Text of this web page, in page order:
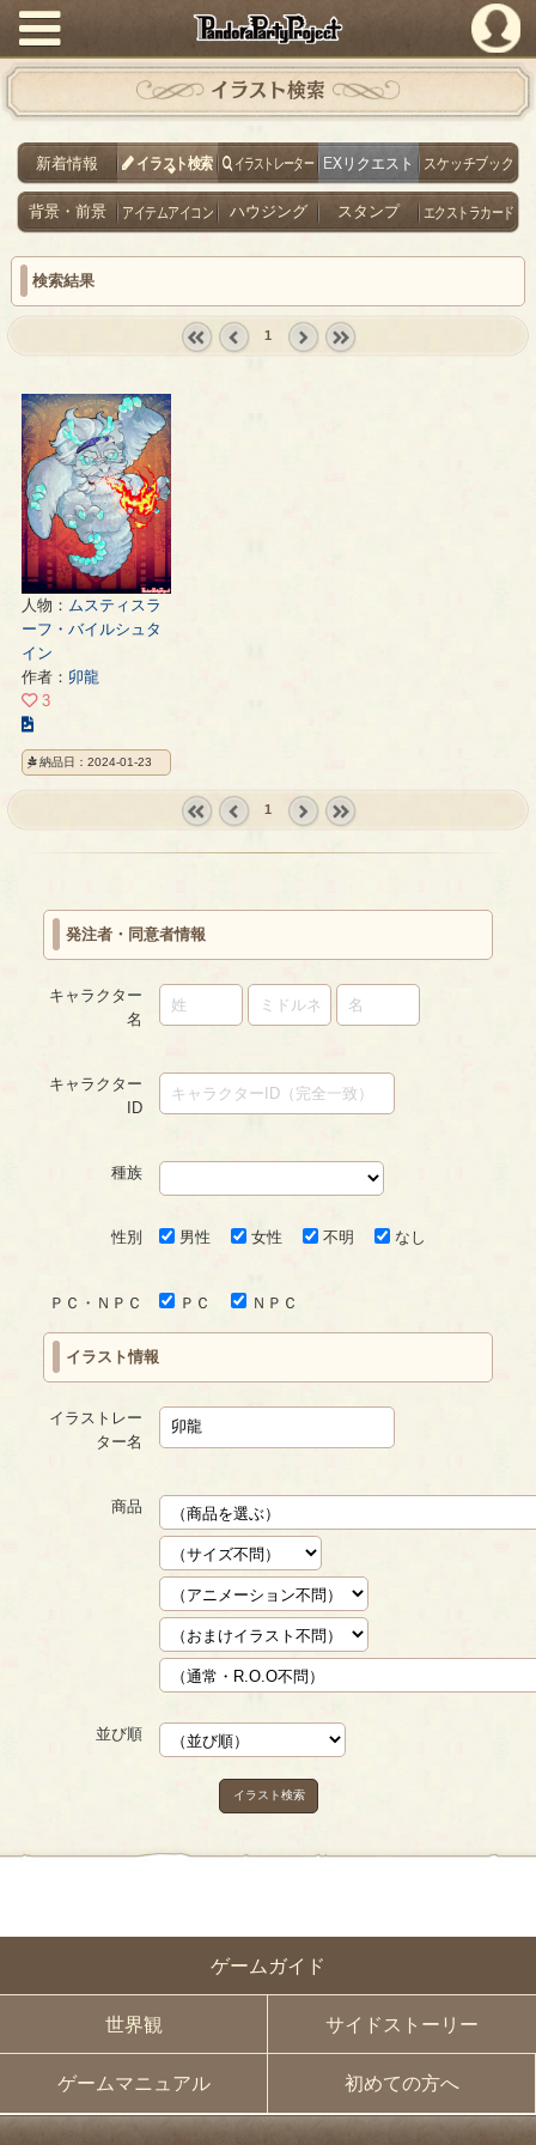
PandoraPartyProject
ゲームガイド
世界観 サイドストーリー
ゲームマニュアル 初めての方へ
イラスト検索
新着情報 イラスト検索 イラストレーター EXリクエスト スケッチブック
背景・前景 アイテムアイコン ハウジング スタンプ エクストラカード
検索結果
1
人物： ムスティスラ
ーフ・バイルシュタ
イン
作者： 卯龍
3
の
イ
ー
納品日：2024-01-23
1
発注者・同意者情報
キャラクター
名
キャラクター
ID
種族
性別 男性 女性 不明 なし
ＰＣ・ＮＰＣ ＰＣ ＮＰＣ
イラスト情報
イラストレー
ター名
商品
並び順
イラスト検索